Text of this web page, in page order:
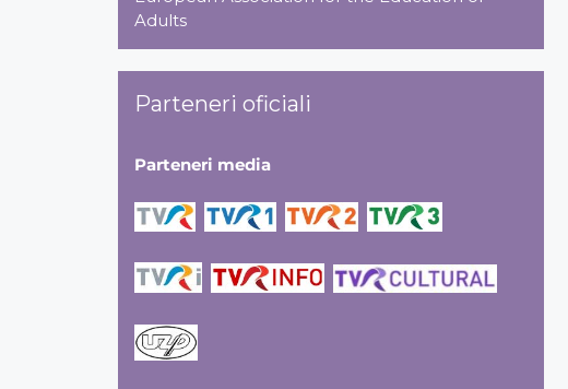
Adults
Parteneri oficiali
Parteneri media